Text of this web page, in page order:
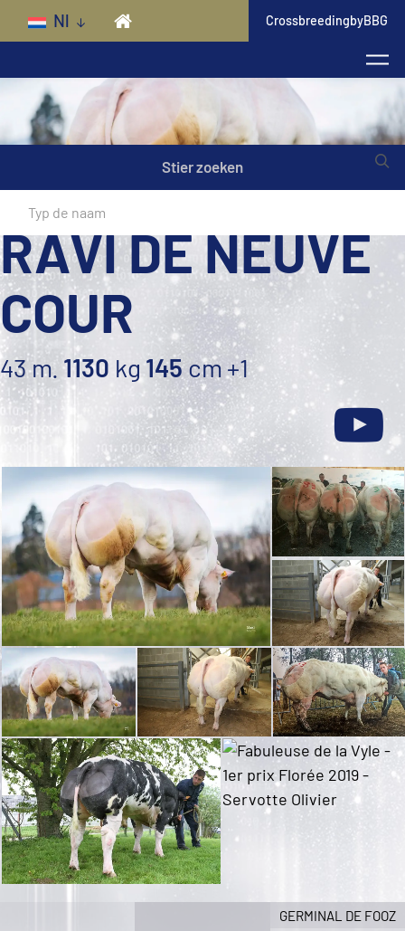
Skip to main content
Nl CrossbreedingbyBBG
Stier zoeken
RAVI DE NEUVE
COUR
43 m. 1130 kg 145cm +1
GERMINAL DE FOOZ